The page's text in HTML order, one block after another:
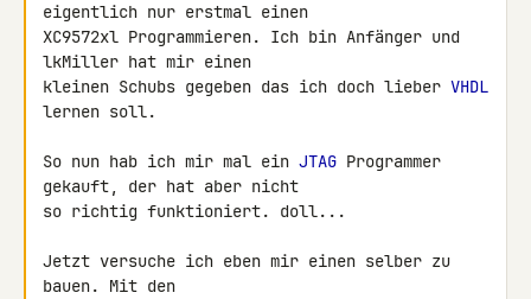
eigentlich nur erstmal einen
XC9572xl Programmieren. Ich bin Anfänger und
lkMiller hat mir einen
kleinen Schubs gegeben das ich doch lieber VHDL
lernen soll.
So nun hab ich mir mal ein JTAG Programmer
gekauft, der hat aber nicht
so richtig funktioniert. doll...
Jetzt versuche ich eben mir einen selber zu
bauen. Mit den